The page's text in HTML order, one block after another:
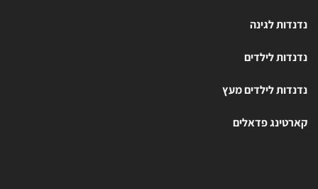
נדנדות לגינה
נדנדות לילדים
נדנדות לילדים מעץ
קארטינג פדאלים